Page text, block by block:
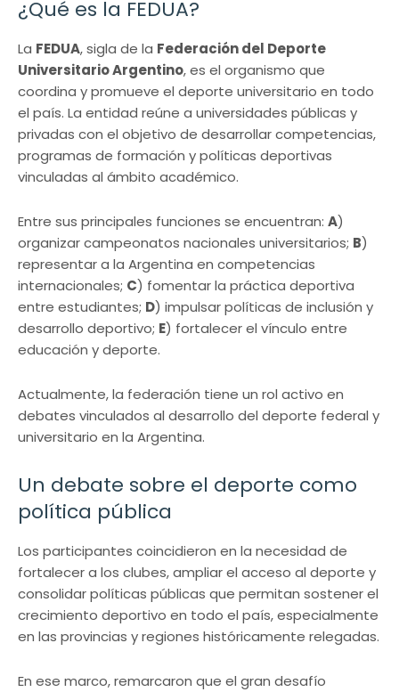
¿Qué es la FEDUA?
La FEDUA, sigla de la Federación del Deporte
Universitario Argentino, es el organismo que
coordina y promueve el deporte universitario en todo
el país. La entidad reúne a universidades públicas y
privadas con el objetivo de desarrollar competencias,
programas de formación y políticas deportivas
vinculadas al ámbito académico.
Entre sus principales funciones se encuentran: A)
organizar campeonatos nacionales universitarios; B)
representar a la Argentina en competencias
internacionales; C) fomentar la práctica deportiva
entre estudiantes; D) impulsar políticas de inclusión y
desarrollo deportivo; E) fortalecer el vínculo entre
educación y deporte.
Actualmente, la federación tiene un rol activo en
debates vinculados al desarrollo del deporte federal y
universitario en la Argentina.
Un debate sobre el deporte como
política pública
Los participantes coincidieron en la necesidad de
fortalecer a los clubes, ampliar el acceso al deporte y
consolidar políticas públicas que permitan sostener el
crecimiento deportivo en todo el país, especialmente
en las provincias y regiones históricamente relegadas.
En ese marco, remarcaron que el gran desafío